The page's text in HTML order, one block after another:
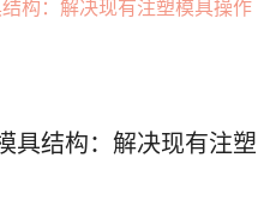
具结构：解决现有注塑